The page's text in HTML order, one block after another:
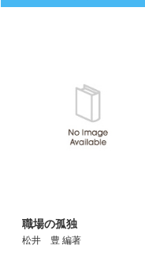
職場の孤独
松井 豊 編著